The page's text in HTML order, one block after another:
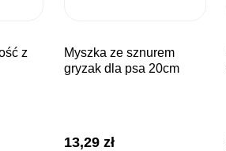
myszka ze sznurem
gryzak dla psa 20cm
13,29zł